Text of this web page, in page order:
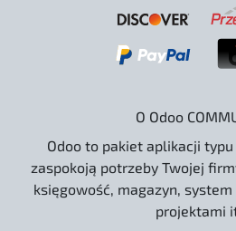
O Odoo
Odoo to pakiet aplikacji
zaspokoją potrzeby Twojej
księgowość, magazyn,
projektami